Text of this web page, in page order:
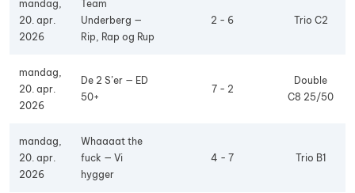
mandag,
20. apr.
2026
Team
Underberg —
Rip, Rap og Rup
2 - 6 Trio C2
mandag,
20. apr.
2026
De 2 S’er — ED
50+
7 - 2
Double
C8 25/50
mandag,
20. apr.
2026
Whaaaat the
fuck — Vi
hygger
4 - 7 Trio B1